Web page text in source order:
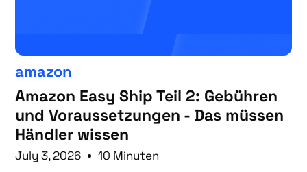
amazon
Amazon Easy Ship Teil 2: Gebühren
und Voraussetzungen - Das müssen
Händler wissen
July 3, 2026 10 Minuten